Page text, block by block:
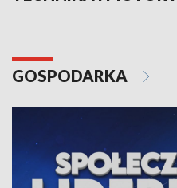
GOSPODARKA